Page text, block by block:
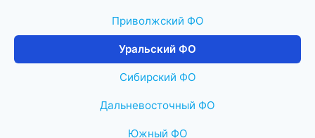
Приволжский ФО
Уральский ФО
Сибирский ФО
Дальневосточный ФО
Южный ФО